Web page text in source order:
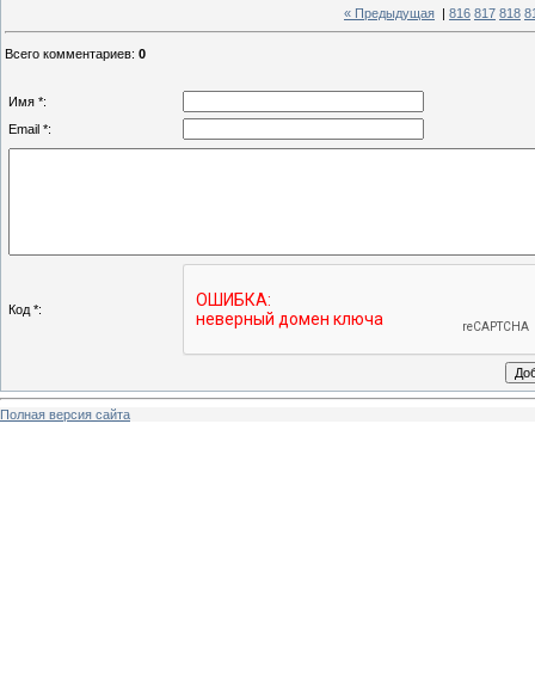
« Предыдущая 816 817 818
Всего комментариев: 0
Имя *:
Email *:
Код *:
Полная версия сайта